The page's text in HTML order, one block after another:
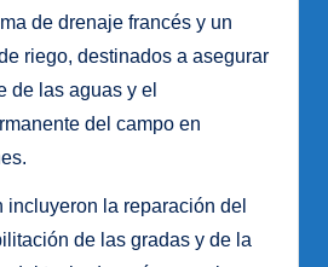
de drenaje francés y un
riego, destinados a asegurar
de las aguas y el
del campo en
incluyeron la reparación del
de las gradas y de la